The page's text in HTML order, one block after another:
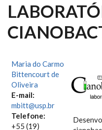
Maria do Carmo
Bittencourt de
Oliveira
E-mail:
mbitt@usp.br
Telefone:
+55 (19)